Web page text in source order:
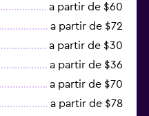
a partir de $60
a partir de $72
a partir de $30
a partir de $36
a partir de $70
a partir de $78